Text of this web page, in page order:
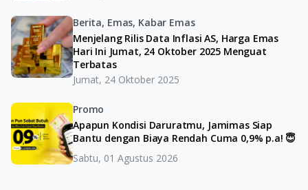
Berita, Emas, Kabar Emas
Menjelang Rilis Data Inflasi AS, Harga Emas
Hari Ini Jumat, 24 Oktober 2025 Menguat
Terbatas
Jumat, 24 Oktober 2025
Promo
Apapun Kondisi Daruratmu, Jamimas Siap
Bantu dengan Biaya Rendah Cuma 0,9% p.a! 😇
Sabtu, 01 Agustus 2026